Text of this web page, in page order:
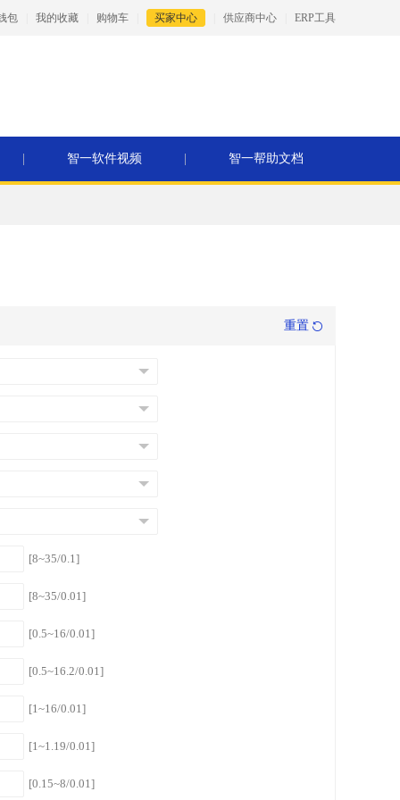
包 我的收藏 购物车 买家中心 供应商中心 ERP工具
智一软件视频 智一帮助文档
重置
[8~35/0.1]
[8~35/0.01]
[0.5~16/0.01]
[0.5~16.2/0.01]
[1~16/0.01]
[1~1.19/0.01]
[0.15~8/0.01]